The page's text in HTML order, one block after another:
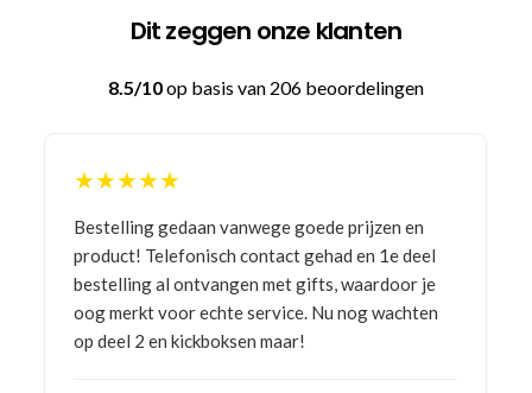
Dit zeggen onze klanten
8.5/10op basis van 206 beoordelingen
★★★★★
Bestelling gedaan vanwege goede prijzen en
product! Telefonisch contact gehad en 1e deel
bestelling al ontvangen met gifts, waardoor je
oog merkt voor echte service. Nu nog wachten
op deel 2 en kickboksen maar!